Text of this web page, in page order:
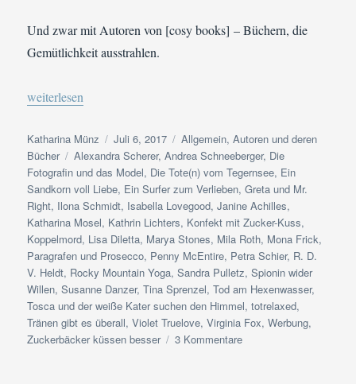
Und zwar mit Autoren von [cosy books] – Büchern, die
Gemütlichkeit ausstrahlen.
„[cosy-book]-Autoren | Die ultimative Liste“
weiterlesen
Autor
Katharina Münz
Veröffentlicht
am
Juli 6, 2017 Kategorien
Allgemein,Autoren und deren
Bücher
Schlagwörter
Alexandra Scherer,Andrea Schneeberger, Die
Fotografin und das Model, Die Tote(n) vom Tegernsee, Ein
Sandkorn voll Liebe, Ein Surfer zum Verlieben,Greta und Mr.
Right, Ilona Schmidt, Isabella Lovegood,Janine Achilles,
Katharina Mosel, Kathrin Lichters, Konfekt mit Zucker-Kuss,
Koppelmord, Lisa Diletta, Marya Stones, Mila Roth, Mona Frick,
Paragrafen und Prosecco, Penny McEntire, Petra Schier, R. D.
V. Heldt, Rocky Mountain Yoga,Sandra Pulletz,Spionin wider
Willen,Susanne Danzer,Tina Sprenzel,Tod am Hexenwasser,
Tosca und der weiße Kater suchen den Himmel,totrelaxed,
Tränen gibt es überall,Violet Truelove,Virginia Fox,Werbung,
Zuckerbäcker küssen besser
3 Kommentarezu